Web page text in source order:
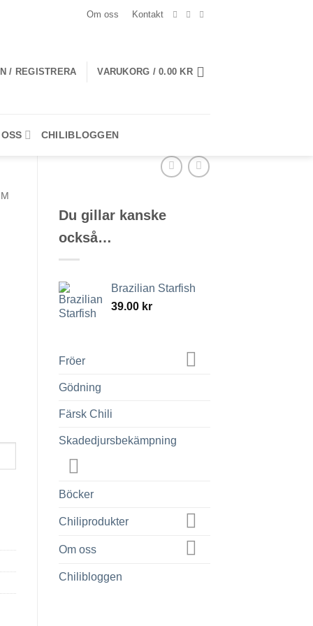
Om oss Kontakt
/ REGISTRERA VARUKORG /0.00 KR
CHILIBLOGGEN
Du gillar kanske
också…
Brazilian Starfish
39.00 kr
Fröer
Gödning
Färsk Chili
Skadedjursbekämpning
Böcker
Chiliprodukter
Om oss
Chilibloggen